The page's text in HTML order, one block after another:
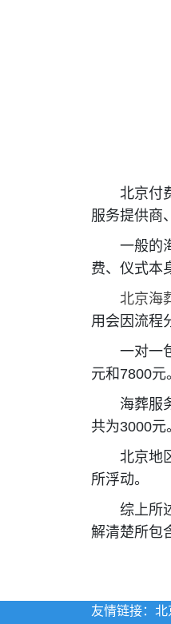
北京付
服务提供商
一般的海
费、仪式本
北京海
用会因流程
一对一包
元和7800元
海葬服务
共为3000元
北京地区
所浮动。
综上所述
解清楚所包
友情链接： 北